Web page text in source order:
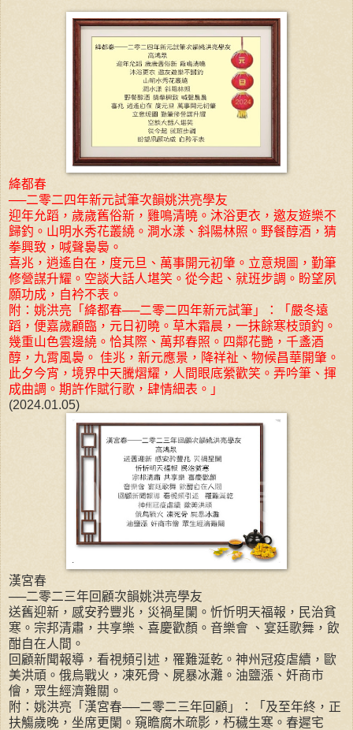
絳都春
──二零二四年新元試筆次韻姚洪亮學友
迎年允蹈，歲歲舊俗新，雞鳴清曉。沐浴更衣，邀友遊樂不
歸釣。山明水秀花叢繞。澗水漾、斜陽林照。野餐醇酒，猜
拳興致，喊聲裊裊。
喜兆，逍遙自在，度元旦、萬事開元初肇。立意規圖，勤筆
修營謀升耀。空談大話人堪笑。從今起、就班步調。盼望夙
願功成，自衿不表。
附：姚洪亮「絳都春──二零二四年新元試筆」：「嚴冬遠
蹈，便嘉歲顧臨，元日初曉。草木霜晨，一抹餘寒枝頭釣。
幾重山色雲邊繞。恰其際、萬邦春照。四鄰花艷，千盞酒
醇，九霄風裊。 佳兆，新元應景，降祥祉、物候昌華開肇。
此夕今宵，境界中天騰熠耀，人間眼底縈歡笑。弄吟筆、揮
成曲調。期許作賦行歌，肆情細表。」
(2024.01.05)
漢宮春
──二零二三年回顧次韻姚洪亮學友
送舊迎新，感安矜豐兆，災禍星闌。忻忻明天福報，民治貧
寒。宗邦清肅，共享樂、喜慶歡顏。音樂會 、宴廷歌舞，飲
酣自在人間。
回顧新聞報導，看視頻引述，罹難涎乾。神州冠疫虐續，歐
美洪頑。俄烏戰火，凍死骨、屍暴冰灘。油鹽漲、奸商市
儈，眾生經濟難關。
附：姚洪亮「漢宮春──二零二三年回顧」：「及至年終，正
扶觴歲晚，坐席更闌。窺瞻腐木疏影，朽穢生寒。春遲宅